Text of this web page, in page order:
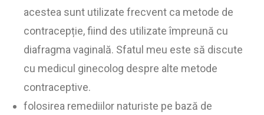
acestea sunt utilizate frecvent ca metode de
contracepție, fiind des utilizate împreună cu
diafragma vaginală. Sfatul meu este să discute
cu medicul ginecolog despre alte metode
contraceptive.
folosirea remediilor naturiste pe bază de